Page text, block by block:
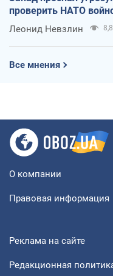
проверить НАТО
Леонид Невзлин
Все мнения
О компании
Правовая информация
Реклама на сайте
Редакционная